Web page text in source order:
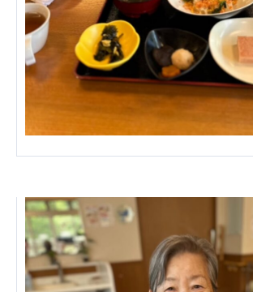
特定非営利活動法人日本医療福祉機構
株式会社アメックファーマシー
株式会社エネクト 株式会社
台灣善合股份有限公司
Angkor-Japan Friendship International
Hospital
クヴィアン小学校・カンボジア日本友好共生
ィアン中学校